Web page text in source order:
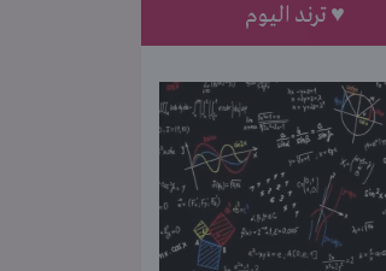
♥ ترند اليوم